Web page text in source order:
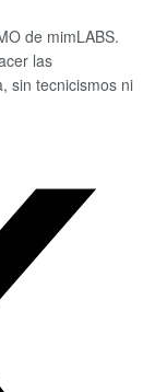
de mimLABS.
las
sin tecnicismos ni